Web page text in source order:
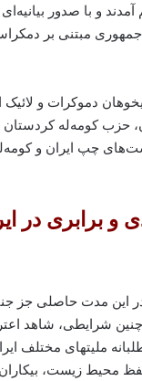
آلمان گرد هم آمدند و با صدور
مبتنی بر
دموکرات و
حزب کومه‌له کردستان
چپ ايران و
و برابری در
اين مدت حاصلی جز
شرايطى، شاهد
مليتهای مختلف
محيط زيست،